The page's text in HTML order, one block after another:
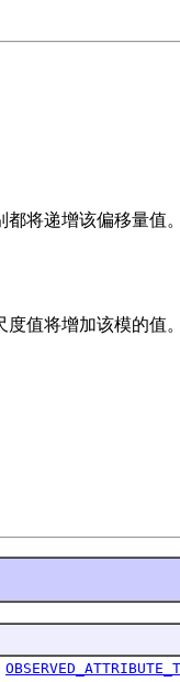
将递增该偏移量值
值将增加该模的值